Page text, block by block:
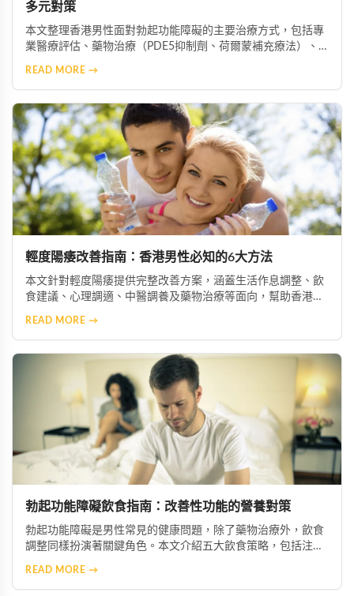
多元對策
本文整理香港男性面對勃起功能障礙的主要治療方式，包括專
業醫療評估、藥物治療（PDE5抑制劑、荷爾蒙補充療法）、
READ MORE →
輕度陽痿改善指南：香港男性必知的6大方法
本文針對輕度陽痿提供完整改善方案，涵蓋生活作息調整、飲
食建議、心理調適、中醫調養及藥物治療等面向，幫助香港男
READ MORE →
勃起功能障礙飲食指南：改善性功能的營養對策
勃起功能障礙是男性常見的健康問題，除了藥物治療外，飲食
調整同樣扮演著關鍵角色。本文介紹五大飲食策略，包括注重
READ MORE →